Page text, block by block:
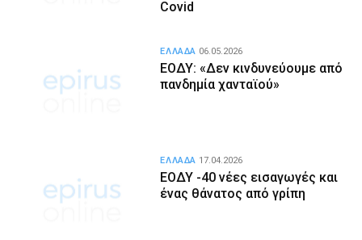
Covid
ΕΟΔΥ: «Δεν κινδυνεύουμε από
πανδημία χανταϊού»
ΕΛΛΑΔΑ 06.05.2026
ΕΟΔΥ -40 νέες εισαγωγές και
ένας θάνατος από γρίπη
ΕΛΛΑΔΑ 17.04.2026